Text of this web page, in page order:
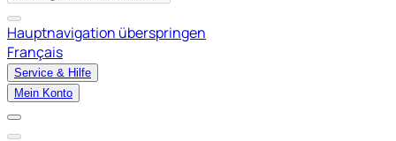
Hauptnavigation überspringen
Français
Service & Hilfe
Mein Konto